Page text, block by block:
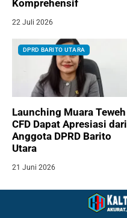
Komprehensif
22 Juli 2026
DPRD BARITO UTARA
Launching Muara Teweh
CFD Dapat Apresiasi dari
Anggota DPRD Barito
Utara
21 Juni 2026